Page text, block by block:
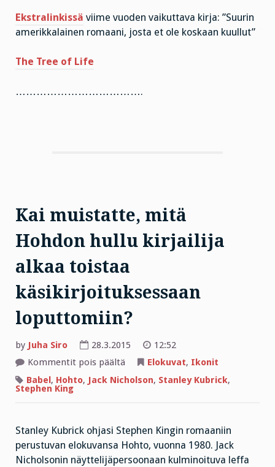
Ekstralinkissä viime vuoden vaikuttava kirja: ”Suurin
amerikkalainen romaani, josta et ole koskaan kuullut”
The Tree of Life
……………………………….
Kai muistatte, mitä
Hohdon hullu kirjailija
alkaa toistaa
käsikirjoituksessaan
loputtomiin?
by Juha Siro 28.3.2015
12:52
Kommentit pois päältä artikkelissa
muistatte,
toistaa
käsikirjoituksessaan
loputtomiin?
Elokuvat, Ikonit
Babel, Hohto, Jack Nicholson, Stanley Kubrick,
Stephen King
Stanley Kubrick ohjasi Stephen Kingin romaaniin
perustuvan elokuvansa Hohto, vuonna 1980. Jack
Nicholsonin näyttelijäpersoonaan kulminoituva leffa